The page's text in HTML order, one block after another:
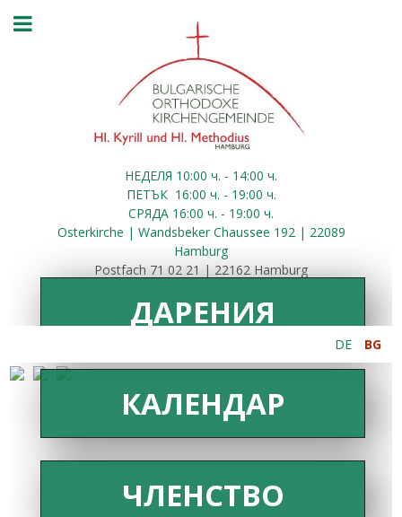
НЕДЕЛЯ 10:00 ч. - 14:00 ч.
ПЕТЪК 16:00 ч. - 19:00 ч.
СРЯДА 16:00 ч. - 19:00 ч.
Osterkirche | Wandsbeker Chaussee 192 | 22089
Hamburg
Postfach 71 02 21 | 22162 Hamburg
DE BG
ДАРЕНИЯ
КАЛЕНДАР
ЧЛЕНСТВО